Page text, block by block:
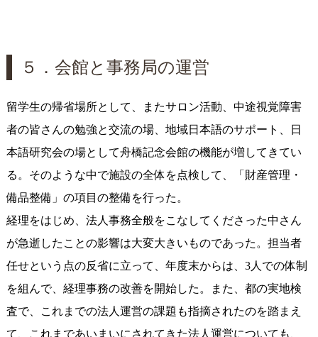
５．会館と事務局の運営
留学生の帰省場所として、またサロン活動、中途視覚障害
者の皆さんの勉強と交流の場、地域日本語のサポート、日
本語研究会の場として舟橋記念会館の機能が増してきてい
る。そのような中で施設の全体を点検して、「財産管理・
備品整備」の項目の整備を行った。
経理をはじめ、法人事務全般をこなしてくださった中さん
が急逝したことの影響は大変大きいものであった。担当者
任せという点の反省に立って、年度末からは、3人での体制
を組んで、経理事務の改善を開始した。また、都の実地検
査で、これまでの法人運営の課題も指摘されたのを踏まえ
て、これまであいまいにされてきた法人運営についても、